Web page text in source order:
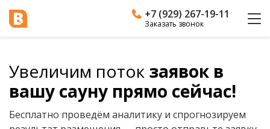
+7 (929) 267-19-11
Заказать звонок
Увеличим поток заявок в
вашу сауну прямо сейчас!
Бесплатно проведём аналитику и спрогнозируем